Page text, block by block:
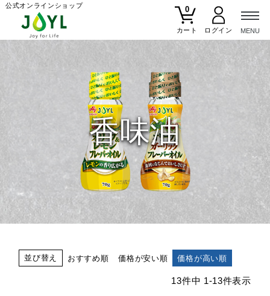
公式オンラインショップ
0
カート
香味油
並び替え おすすめ順 価格が安い順 価格が高い順
13件中 1-13件表示